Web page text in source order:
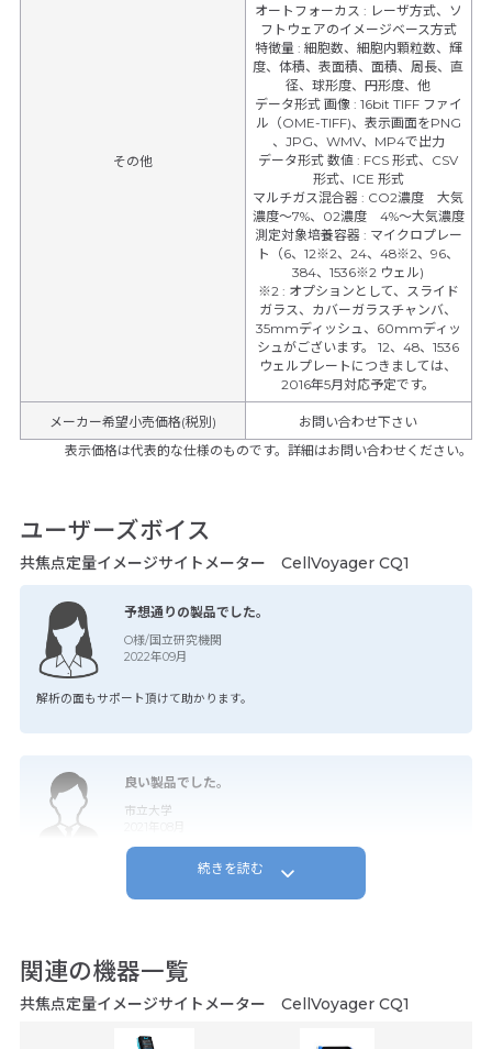
その他
オートフォーカス : レーザ方式、ソ
フトウェアのイメージベース方式
特徴量 : 細胞数、細胞内顆粒数、輝
度、体積、表面積、面積、周長、直
径、球形度、円形度、他
データ形式 画像 : 16bit TIFF ファイ
ル（OME-TIFF)、表示画面をPNG
、JPG、WMV、MP4で出力
データ形式 数値: FCS 形式、CSV
形式、ICE 形式
マルチガス混合器: CO2濃度 大気
濃度～7%、02濃度 4%～大気濃度
測定対象培養容器 : マイクロプレー
ト（6、12※2、24、48※2、96、
384、1536※2 ウェル)
※2 : オプションとして、スライド
ガラス、カバーガラスチャンバ、
35mmディッシュ、60mmディッ
シュがございます。 12、48、1536
ウェルプレートにつきましては、
2016年5月対応予定です。
メーカー希望小売価格(税別)
お問い合わせ下さい
表示価格は代表的な仕様のものです。詳細はお問い合わせください。
ユーザーズボイス
共焦点定量イメージサイトメーター CellVoyager CQ1
予想通りの製品でした。
解析の面もサポート頂けて助かります。
O様/国立研究機関
2022年09月
良い製品でした。
とても良い機器なので、どんどん活用してきたいです。また横河電機さんの
市立大学
良い製品でした。
市立大学
続きを読む
関連の機器一覧
共焦点定量イメージサイトメーター CellVoyager CQ1